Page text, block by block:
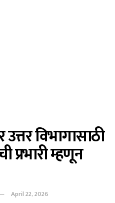
विभागासाठी
प्रभारी म्हणून
April 22, 2026